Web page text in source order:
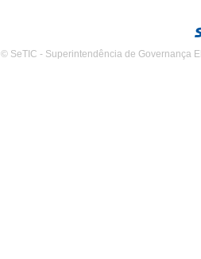
© SeTIC - Superintendência de Governança